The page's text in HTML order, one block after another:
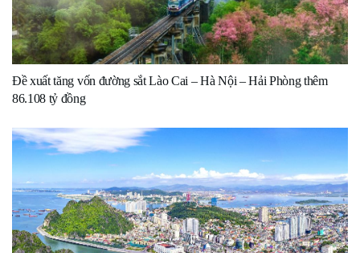
Đề xuất tăng vốn đường sắt Lào Cai – Hà Nội – Hải Phòng thêm
86.108 tỷ đồng